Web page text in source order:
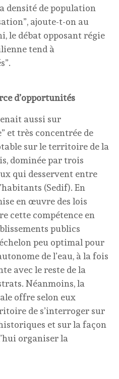
densité de population
ajoute-t-on au
le débat opposant régie
tend à
d’opportunités
aussi sur
et très concentrée de
sur le territoire de la
dominée par trois
qui desservent entre
(Sedif). En
en œuvre des lois
cette compétence en
publics
peu optimal pour
de l’eau, à la fois
avec le reste de la
Néanmoins, la
offre selon eux
de s’interroger sur
et sur la façon
organiser la